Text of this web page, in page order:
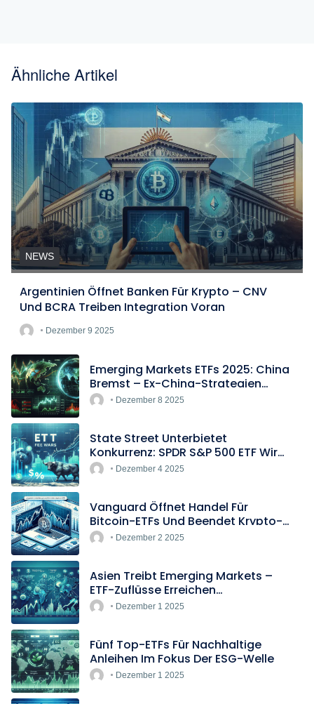
Ähnliche Artikel
NEWS
Argentinien Öffnet Banken Für Krypto – CNV
Und BCRA Treiben Integration Voran
Dezember 9 2025
Emerging Markets ETFs 2025: China
Bremst – Ex-China-Strategien
BoomenDezember 8 2025
State Street Unterbietet
Konkurrenz: SPDR S&P 500 ETF Wird
Europas Günstigster Indextracker
Dezember 4 2025
Vanguard Öffnet Handel Für
Bitcoin-ETFs Und Beendet Krypto-
BlockadeDezember 2 2025
Asien Treibt Emerging Markets –
ETF-Zuflüsse Erreichen
Rekordtempo
Dezember 1 2025
Fünf Top-ETFs Für Nachhaltige
Anleihen Im Fokus Der ESG-Welle
Dezember 1 2025